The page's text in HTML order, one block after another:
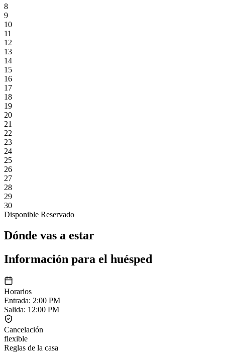
8
9
10
11
12
13
14
15
16
17
18
19
20
21
22
23
24
25
26
27
28
29
30
Disponible Reservado
Dónde vas a estar
Información para el huésped
Horarios
Entrada: 2:00 PM
Salida: 12:00 PM
Cancelación
flexible
Reglas de la casa